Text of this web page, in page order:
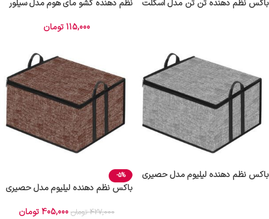
باکس نظم دهنده تن تن مدل اسکلت
نظم دهنده کشو مای هوم مدل سیلور
115,000 تومان
باکس نظم دهنده لیلیوم مدل حصیری
-5%
باکس نظم دهنده لیلیوم مدل حصیری
427,000 تومان 405,000 تومان